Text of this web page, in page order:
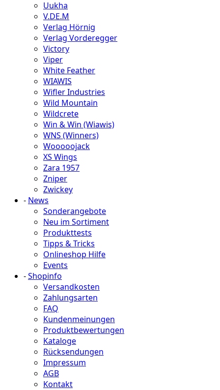
Uukha
V.DE.M
Verlag Hörnig
Verlag Vorderegger
Victory
Viper
White Feather
WIAWIS
Wifler Industries
Wild Mountain
Wildcrete
Win & Win (Wiawis)
WNS (Winners)
Wooooojack
XS Wings
Zara 1957
Zniper
Zwickey
- News
Sonderangebote
Neu im Sortiment
Produkttests
Tipps & Tricks
Onlineshop Hilfe
Events
-Shopinfo
Versandkosten
Zahlungsarten
FAQ
Kundenmeinungen
Produktbewertungen
Kataloge
Rücksendungen
Impressum
AGB
Kontakt